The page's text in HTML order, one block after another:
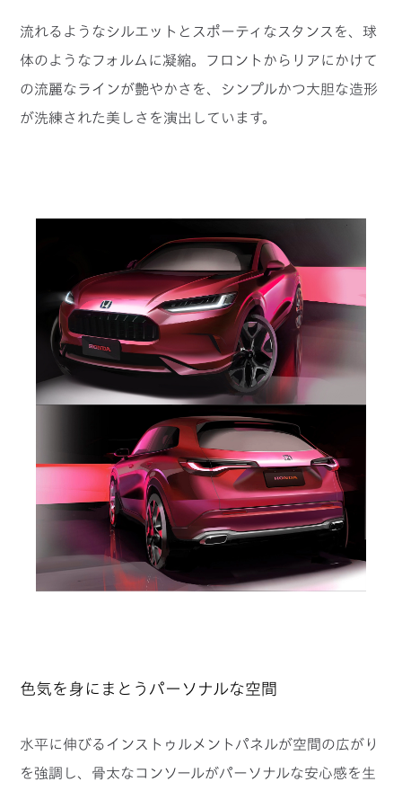
流れるようなシルエットとスポーティなスタンスを、球
体のようなフォルムに凝縮。 フロントからリアにかけて
の流麗なラインが艶やかさを、シンプルかつ大胆な造形
が洗練された美しさを演出しています。
色気を身にまとうパーソナルな空間
水平に伸びるインストゥルメントパネルが空間の広がり
を強調し、骨太なコンソールがパーソナルな安心感を生